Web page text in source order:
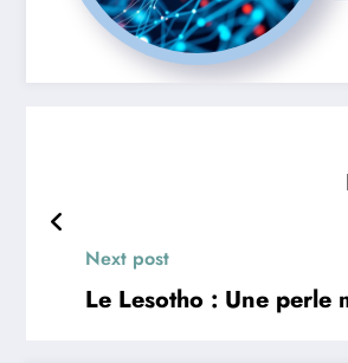
Next post
Le Lesotho : Une perle